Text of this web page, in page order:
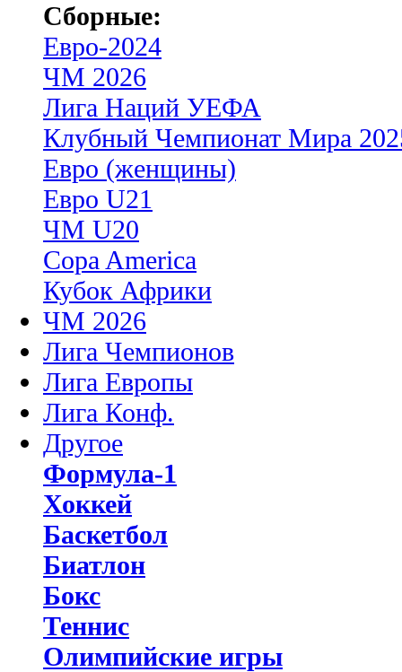
Сборные:
Евро-2024
ЧМ 2026
Лига Наций УЕФА
Клубный Чемпионат Мира
Евро (женщины)
Евро U21
ЧМ U20
Copa America
Кубок Африки
ЧМ 2026
Лига Чемпионов
Лига Европы
Лига Конф.
Другое
Формула-1
Хоккей
Баскетбол
Биатлон
Бокс
Теннис
Олимпийские игры